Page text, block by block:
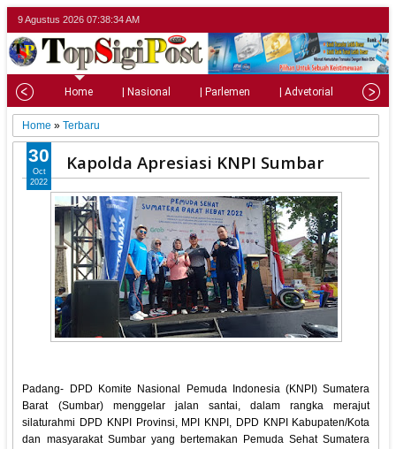
9 Agustus 2026 07:38:35 AM
Home | Nasional | Parlemen | Advetorial |
Home »Terbaru
Kapolda Apresiasi KNPI Sumbar
Padang- DPD Komite Nasional Pemuda Indonesia (KNPI) Sumatera
Barat (Sumbar) menggelar jalan santai, dalam rangka merajut
silaturahmi DPD KNPI Provinsi, MPI KNPI, DPD KNPI Kabupaten/Kota
dan masyarakat Sumbar yang bertemakan Pemuda Sehat Sumatera
30
Oct
2022